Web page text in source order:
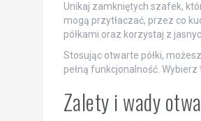
Unikaj zamkniętych szafek,
mogą przytłaczać, przez co
półkami oraz korzystaj z
Stosując otwarte półki,
pełną funkcjonalność.
Zalety i wady